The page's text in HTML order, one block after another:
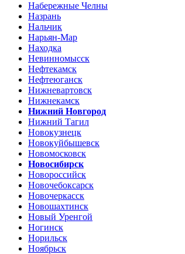
Набережные Челны
Назрань
Нальчик
Нарьян-Мар
Находка
Невинномысск
Нефтекамск
Нефтеюганск
Нижневартовск
Нижнекамск
Нижний Новгород
Нижний Тагил
Новокузнецк
Новокуйбышевск
Новомосковск
Новосибирск
Новороссийск
Новочебоксарск
Новочеркасск
Новошахтинск
Новый Уренгой
Ногинск
Норильск
Ноябрьск